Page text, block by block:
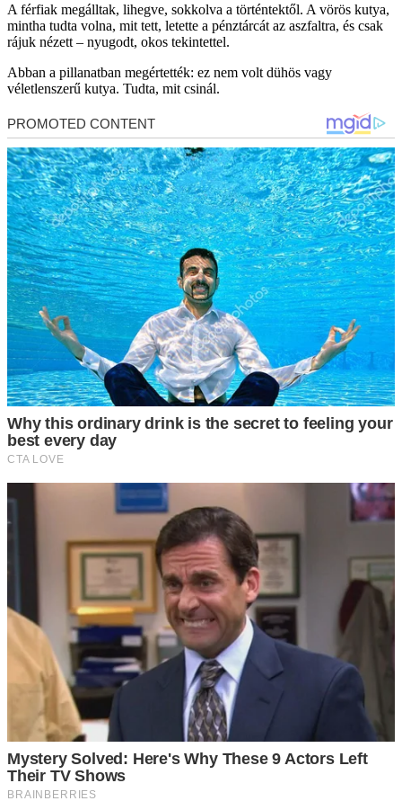
A férfiak megálltak, lihegve, sokkolva a történtektől. A vörös kutya,
mintha tudta volna, mit tett, letette a pénztárcát az aszfaltra, és csak
rájuk nézett – nyugodt, okos tekintettel.
Abban a pillanatban megértették: ez nem volt dühös vagy
véletlenszerű kutya. Tudta, mit csinál.